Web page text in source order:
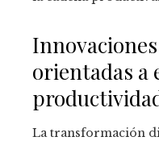
orientadas a
La transformación